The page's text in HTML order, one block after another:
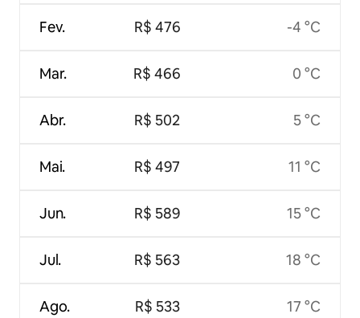
Fev.
Mar.
Abr.
Mai.
Jun.
Jul.
Ago.
R$ 476
R$ 466
R$ 502
R$ 497
R$ 589
R$ 563
R$ 533
-4 °C
0 °C
5 °C
11 °C
15 °C
18 °C
17 °C